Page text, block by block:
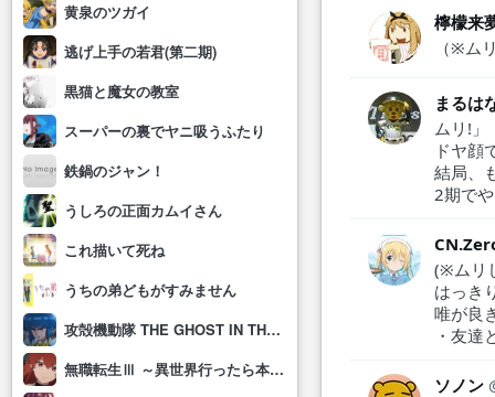
黄泉のツガイ
逃げ上手の若君(第二期)
黒猫と魔女の教室
スーパーの裏でヤニ吸うふたり
鉄鍋のジャン！
うしろの正面カムイさん
これ描いて死ね
うちの弟どもがすみません
攻殻機動隊 THE GHOST IN THE SHELL
無職転生Ⅲ ～異世界行ったら本気だす～
檸檬来
（※ム
まるは
ムリ!」
ドヤ顔
結局、
2期で
(※ムリ
はっき
唯が良
・友達
ソノン